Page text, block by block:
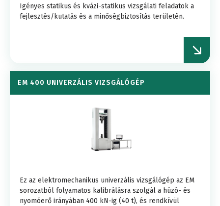
Igényes statikus és kvázi-statikus vizsgálati feladatok a
fejlesztés/kutatás és a minőségbiztosítás területén.
EM 400 UNIVERZÁLIS VIZSGÁLÓGÉP
Ez az elektromechanikus univerzális vizsgálógép az EM
sorozatból folyamatos kalibrálásra szolgál a húzó- és
nyomóerő irányában 400 kN-ig (40 t), és rendkívül